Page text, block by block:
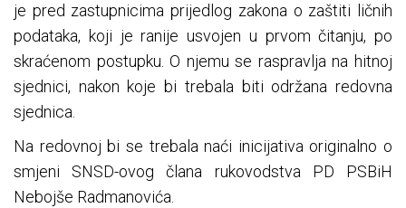
je pred zastupnicima prijedlog zakona o zaštiti ličnih
podataka, koji je ranije usvojen u prvom čitanju, po
skraćenom postupku. O njemu se raspravlja na hitnoj
sjednici, nakon koje bi trebala biti održana redovna
sjednica.
Na redovnoj bi se trebala naći inicijativa originalno o
smjeni SNSD-ovog člana rukovodstva PD PSBiH
Nebojše Radmanovića.